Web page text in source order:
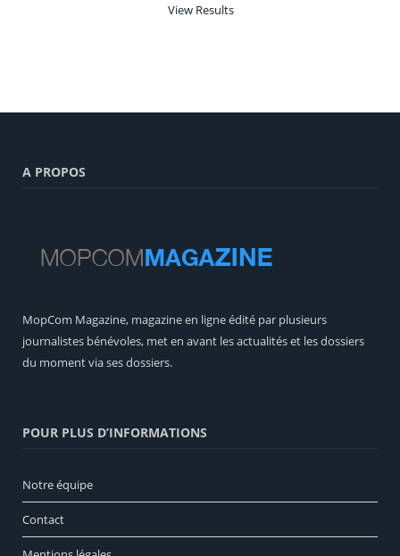
View Results
A PROPOS
MopCom Magazine, magazine en ligne édité par plusieurs
journalistes bénévoles, met en avant les actualités et les dossiers
du moment via ses dossiers.
POUR PLUS D’INFORMATIONS
Notre équipe
Contact